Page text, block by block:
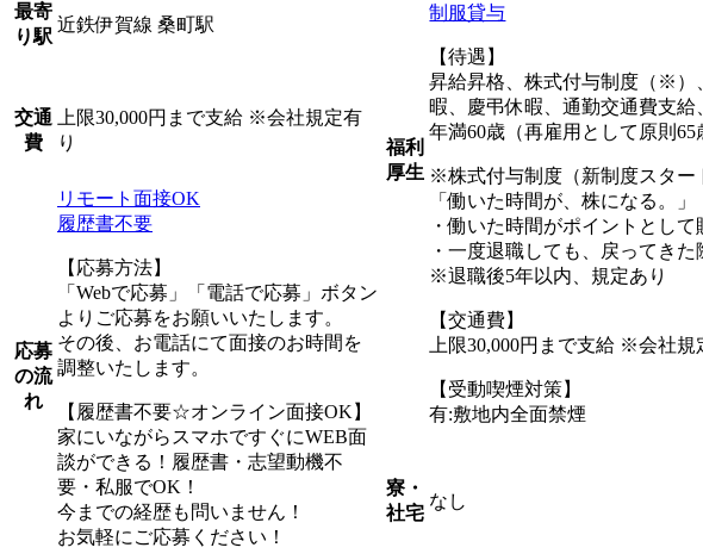
最寄
り駅
近鉄伊賀線 桑町駅
交通
費
上限30,000円まで支給 ※会社規定有
り
応募
の流
れ
リモート面接OK
履歴書不要
【応募方法】
「Webで応募」「電話で応募」ボタン
よりご応募をお願いいたします。
その後、お電話にて面接のお時間を
調整いたします。
【履歴書不要☆オンライン面接OK】
家にいながらスマホですぐにWEB面
談ができる！履歴書・志望動機不
要・私服でOK！
今までの経歴も問いません！
お気軽にご応募ください！
福利
厚生
制服貸与
【待遇】
昇給昇格、株式付与制度（※）
暇、慶弔休暇、通勤交通費支
年満60歳（再雇用として原則65
※株式付与制度（新制度スター
「働いた時間が、株になる。」
・働いた時間がポイントとし
・一度退職しても、戻ってき
※退職後5年以内、規定あり
【交通費】
上限30,000円まで支給 ※会社規
【受動喫煙対策】
有:敷地内全面禁煙
寮・
社宅
なし